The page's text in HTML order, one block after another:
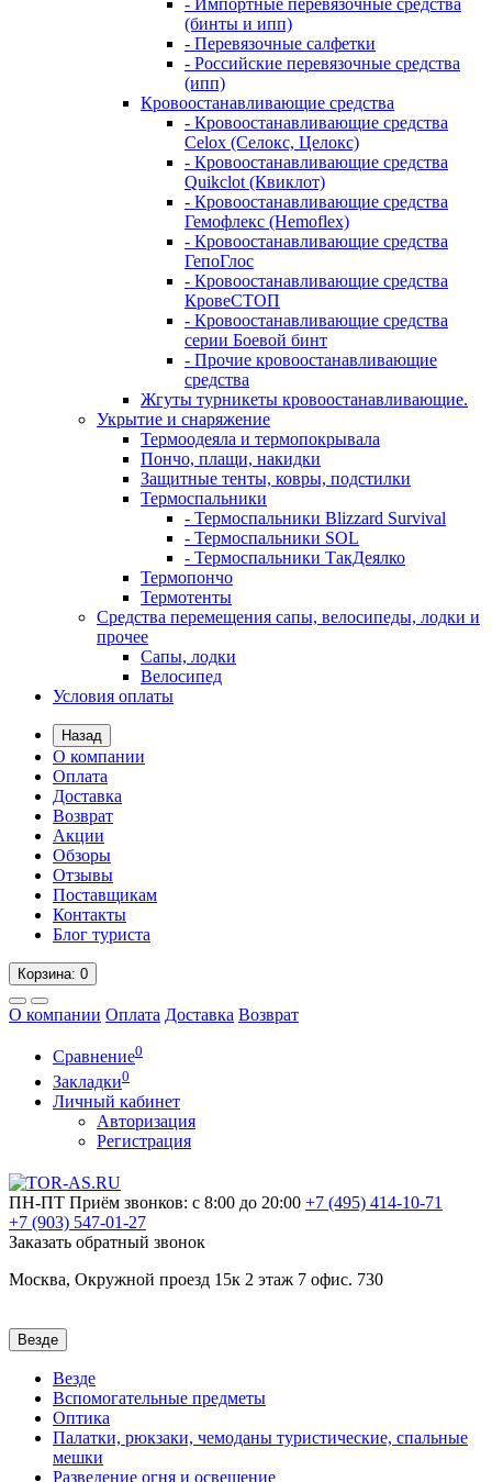
- Импортные перевязочные средства
(бинты и ипп)
- Перевязочные салфетки
- Российские перевязочные средства
(ипп)
Кровоостанавливающие средства
- Кровоостанавливающие средства
Celox (Селокс, Целокс)
- Кровоостанавливающие средства
Quikclot (Квиклот)
- Кровоостанавливающие средства
Гемофлекс (Hemoflex)
- Кровоостанавливающие средства
ГепоГлос
- Кровоостанавливающие средства
КровеСТОП
- Кровоостанавливающие средства
серии Боевой бинт
- Прочие кровоостанавливающие
средства
Жгуты турникеты кровоостанавливающие.
Укрытие и снаряжение
Термоодеяла и термопокрывала
Пончо, плащи, накидки
Защитные тенты, ковры, подстилки
Термоспальники
- Термоспальники Blizzard Survival
- Термоспальники SOL
- Термоспальники ТакДеялко
Термопончо
Термотенты
Средства перемещения сапы, велосипеды, лодки и
прочее
Сапы, лодки
Велосипед
Условия оплаты
Назад
О компании
Оплата
Доставка
Возврат
Акции
Обзоры
Отзывы
Поставщикам
Контакты
Блог туриста
Корзина: 0
О компании Оплата Доставка Возврат
Сравнение0
Закладки0
Личный кабинет
Авторизация
Регистрация
ПН-ПТ Приём звонков: с 8:00 до 20:00 +7 (495) 414-10-71
+7 (903) 547-01-27
Заказать обратный звонок
Москва, Окружной проезд 15к 2 этаж 7 офис. 730
Везде
Везде
Вспомогательные предметы
Оптика
Палатки, рюкзаки, чемоданы туристические, спальные
мешки
Разведение огня и освещение